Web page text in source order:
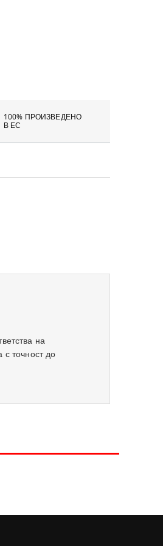
100% ПРОИЗВЕДЕНО
В ЕС
на
с точност до